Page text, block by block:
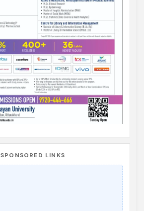
SPONSORED LINKS